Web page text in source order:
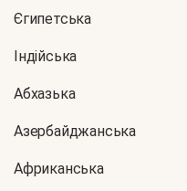
Єгипетська
Індійська
Абхазька
Азербайджанська
Африканська